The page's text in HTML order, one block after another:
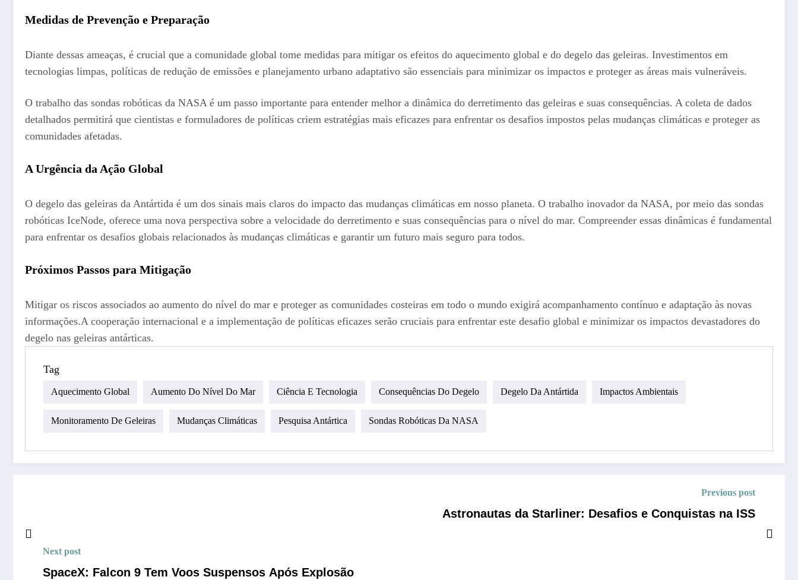
Medidas de Prevenção e Preparação
Diante dessas ameaças, é crucial que a comunidade global tome medidas para mitigar os efeitos do aquecimento global e do degelo das geleiras. Investimentos em
tecnologias limpas, políticas de redução de emissões e planejamento urbano adaptativo são essenciais para minimizar os impactos e proteger as áreas mais vulneráveis.
O trabalho das sondas robóticas da NASA é um passo importante para entender melhor a dinâmica do derretimento das geleiras e suas consequências. A coleta de dados
detalhados permitirá que cientistas e formuladores de políticas criem estratégias mais eficazes para enfrentar os desafios impostos pelas mudanças climáticas e proteger as
comunidades afetadas.
A Urgência da Ação Global
O degelo das geleiras da Antártida é um dos sinais mais claros do impacto das mudanças climáticas em nosso planeta. O trabalho inovador da NASA, por meio das sondas
robóticas IceNode, oferece uma nova perspectiva sobre a velocidade do derretimento e suas consequências para o nível do mar. Compreender essas dinâmicas é fundamental
para enfrentar os desafios globais relacionados às mudanças climáticas e garantir um futuro mais seguro para todos.
Próximos Passos para Mitigação
Mitigar os riscos associados ao aumento do nível do mar e proteger as comunidades costeiras em todo o mundo exigirá acompanhamento contínuo e adaptação às novas
informações.A cooperação internacional e a implementação de políticas eficazes serão cruciais para enfrentar este desafio global e minimizar os impactos devastadores do
degelo nas geleiras antárticas.
Tag
Aquecimento Global Aumento Do Nível Do Mar Ciência E Tecnologia Consequências Do Degelo Degelo Da Antártida Impactos Ambientais
Monitoramento De Geleiras Mudanças Climáticas Pesquisa Antártica Sondas Robóticas Da NASA
Previous post
Astronautas da Starliner: Desafios e Conquistas na ISS
Next post
SpaceX: Falcon 9 Tem Voos Suspensos Após Explosão